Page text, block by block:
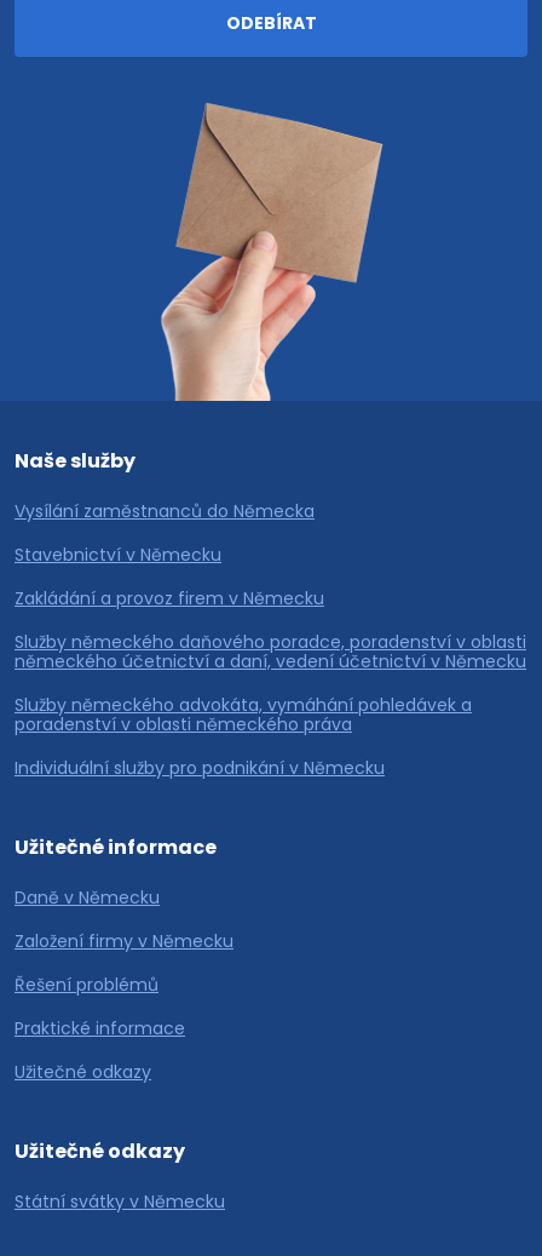
Naše služby
Vysílání zaměstnanců do Německa
Stavebnictví v Německu
Zakládání a provoz firem v Německu
Služby německého daňového poradce, poradenství v oblasti
německého účetnictví a daní, vedení účetnictví v Německu
Služby německého advokáta, vymáhání pohledávek a
poradenství v oblasti německého práva
Individuální služby pro podnikání v Německu
Užitečné informace
Daně v Německu
Založení firmy v Německu
Řešení problémů
Praktické informace
Užitečné odkazy
Užitečné odkazy
Státní svátky v Německu